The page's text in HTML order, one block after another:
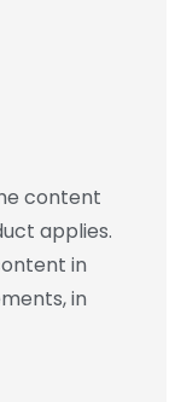
content
applies.
in
in